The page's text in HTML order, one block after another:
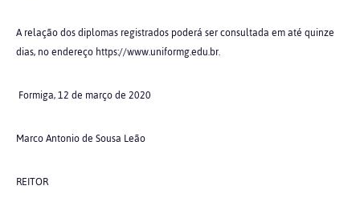
A relação dos diplomas registrados poderá ser consultada em até quinze
dias, no endereço https://www.uniformg.edu.br.
Formiga, 12 de março de 2020
Marco Antonio de Sousa Leão
REITOR